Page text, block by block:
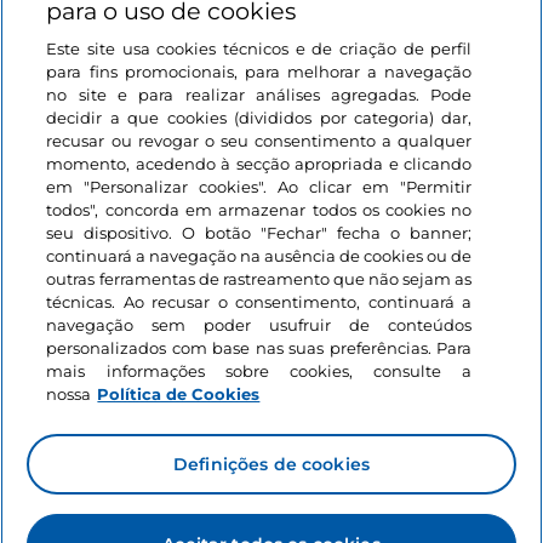
Iniciar sessão
Mantenha-se em contacto
para o uso de cookies
Este site usa cookies técnicos e de criação de perfil
para fins promocionais, para melhorar a navegação
no site e para realizar análises agregadas. Pode
decidir a que cookies (divididos por categoria) dar,
recusar ou revogar o seu consentimento a qualquer
momento, acedendo à secção apropriada e clicando
em "Personalizar cookies". Ao clicar em "Permitir
todos", concorda em armazenar todos os cookies no
seu dispositivo. O botão "Fechar" fecha o banner;
continuará a navegação na ausência de cookies ou de
outras ferramentas de rastreamento que não sejam as
técnicas. Ao recusar o consentimento, continuará a
navegação sem poder usufruir de conteúdos
personalizados com base nas suas preferências. Para
mais informações sobre cookies, consulte a
nossa Política de Cookies
Definições de cookies